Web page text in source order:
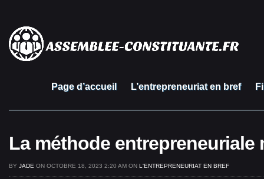
Page d’accueil L’entrepreneuriat en bref
La méthode entrepreneuriale
BY JADE ON OCTOBRE 18, 2023 2:20 AM ON L'ENTREPRENEURIAT EN BREF